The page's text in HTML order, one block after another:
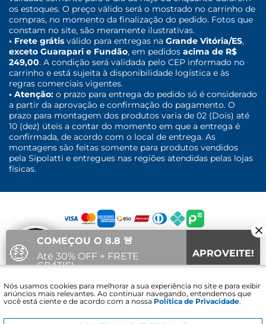
os estoques. O preço válido será o mostrado no carrinho de
compras, no momento da finalização do pedido. Fotos que
constam no site, são meramente ilustrativas.
• Frete grátis válido para entregas na Grande Vitória/ES,
exceto Guarapari e Fundão, em pedidos acima de R$
249,00. A condição será validada pelo CEP informado no
carrinho e está sujeita à disponibilidade logística e às
regras comerciais vigentes.
• Atenção: o prazo para entrega do pedido só é considerado
a partir da aprovação e confirmação do pagamento. O
prazo para montagem dos produtos varia de 02 (Dois) até
10 (dez) úteis a contar do momento em que a entrega é
confirmada, de acordo com o local de entrega. As
montagens são feitas somente para produtos vendidos
pela Sipolatti e entregues nas regiões atendidas pelas lojas
físicas.
Comércio e Serviços LTDA Avenida Alcacibas Furtado - Canaã -
Nós usamos cookies para melhorar a sua experiência no site e para exibir
anúncios mais relevantes. Ao continuar navegando, entendemos que
você está ciente e de acordo com a nossa Política de Privacidade.
Fale com um
especialista
🤑
COMEÇOU O 8.8 🚨
Até 30% OFF + FRETE
GRÁTIS!
APROVEITE!
Vai acabar em: 12 18 12